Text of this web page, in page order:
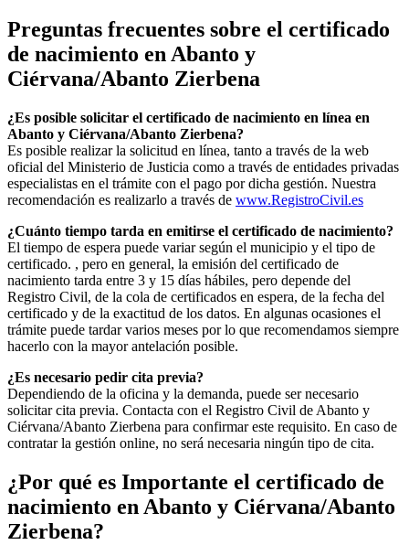
Preguntas frecuentes sobre el certificado
de nacimiento enAbanto y
Ciérvana/Abanto Zierbena
¿Es posible solicitar el certificado de nacimiento en línea en
Abanto y Ciérvana/Abanto Zierbena?
Es posible realizar la solicitud en línea, tanto a través de la web
oficial del Ministerio de Justicia como a través de entidades privadas
especialistas en el trámite con el pago por dicha gestión. Nuestra
recomendación es realizarlo a través de www.RegistroCivil.es
¿Cuánto tiempo tarda en emitirse el certificado de nacimiento?
El tiempo de espera puede variar según el municipio y el tipo de
certificado. , pero en general, la emisión del certificado de
nacimiento tarda entre 3 y 15 días hábiles, pero depende del
Registro Civil, de la cola de certificados en espera, de la fecha del
certificado y de la exactitud de los datos. En algunas ocasiones el
trámite puede tardar varios meses por lo que recomendamos siempre
hacerlo con la mayor antelación posible.
¿Es necesario pedir cita previa?
Dependiendo de la oficina y la demanda, puede ser necesario
solicitar cita previa. Contacta con el Registro Civil de Abanto y
Ciérvana/Abanto Zierbena para confirmar este requisito. En caso de
contratar la gestión online, no será necesaria ningún tipo de cita.
¿Por qué es Importante el certificado de
nacimiento en Abanto y Ciérvana/Abanto
Zierbena?